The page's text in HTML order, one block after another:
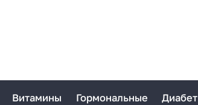
Витамины Гормональные Диабет